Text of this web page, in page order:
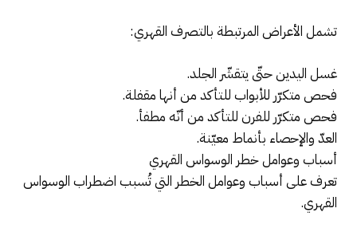
تشمل الأعراض المرتبطة بالتصرف القهري:
غسل اليدين حتّى يتقشّر الجلد.
فحص متكرّر للأبواب للتأكد من أنها مقفلة.
فحص متكرّر للفرن للتأكد من أنّه مطفأ.
العدّ والإحصاء بأنماط معيّنة.
أسباب وعوامل خطر الوسواس القهري
تعرف على أسباب وعوامل الخطر التي تُسبب اضطراب الوسواس
القهري.